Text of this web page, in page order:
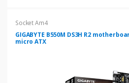
Socket Am4
GIGABYTE B550M DS3H R2
micro ATX